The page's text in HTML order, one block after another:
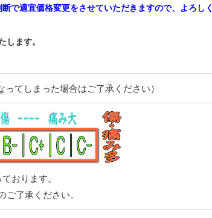
で適宜価格変更をさせていただきますので、よろしく
します。
てしまった場合はご了承ください）
おります。
了承ください。